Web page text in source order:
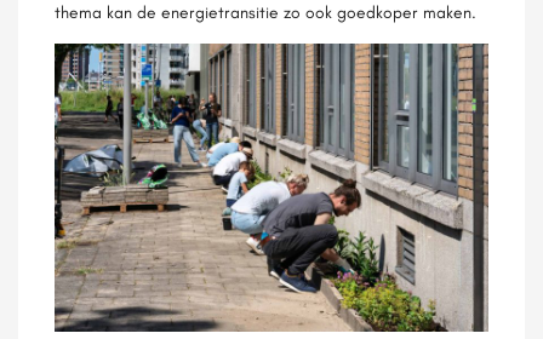
thema kan de energietransitie zo ook goedkoper maken.